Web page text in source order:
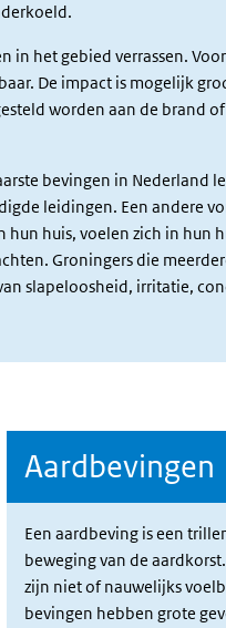
in het gebied verrassen.
De impact is mogelijk
worden aan de brand
bevingen in Nederland
leidingen. Een andere
hun huis, voelen zich in hun
. Groningers die
slapeloosheid, irritatie,
Aardbevingen
Een aardbeving is een
beweging van de
zijn niet of nauwelijks
bevingen hebben grote